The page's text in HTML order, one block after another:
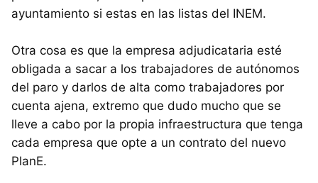
ayuntamiento si estas en las listas del INEM.
Otra cosa es que la empresa adjudicataria esté
obligada a sacar a los trabajadores de autónomos
del paro y darlos de alta como trabajadores por
cuenta ajena, extremo que dudo mucho que se
lleve a cabo por la propia infraestructura que tenga
cada empresa que opte a un contrato del nuevo
PlanE.